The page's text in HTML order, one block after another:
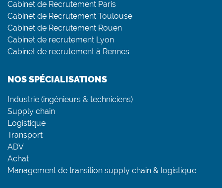
Cabinet de Recrutement Paris
Cabinet de Recrutement Toulouse
Cabinet de Recrutement Rouen
Cabinet de recrutement Lyon
Cabinet de recrutement à Rennes
NOS SPÉCIALISATIONS
Industrie (ingénieurs & techniciens)
Supply chain
Logistique
Transport
ADV
Achat
Management de transition supply chain & logistique